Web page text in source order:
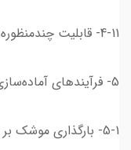
4-11- قابلیت چندمنظوره شدن سکوی پرتاب
5- فرآیندهای آماده‌سازی و پرتاب سامانه‌های موشکی بالستیک
5-1- بارگذاری موشک بر روی سکوی پرتاب